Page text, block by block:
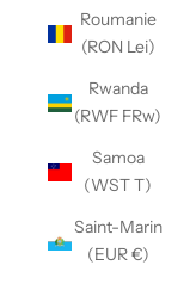
Roumanie
(RON Lei)
Rwanda
(RWF FRw)
Samoa
(WST T)
Saint-Marin
(EUR €)